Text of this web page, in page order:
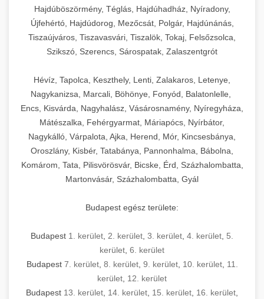
Hajdúböszörmény, Téglás, Hajdúhadház, Nyíradony,
Újfehértó, Hajdúdorog, Mezőcsát, Polgár, Hajdúnánás,
Tiszaújváros, Tiszavasvári, Tiszalök, Tokaj, Felsőzsolca,
Szikszó, Szerencs, Sárospatak, Zalaszentgrót
Hévíz, Tapolca, Keszthely, Lenti, Zalakaros, Letenye,
Nagykanizsa, Marcali, Böhönye, Fonyód, Balatonlelle,
Encs, Kisvárda, Nagyhalász, Vásárosnamény, Nyíregyháza,
Mátészalka, Fehérgyarmat, Máriapócs, Nyírbátor,
Nagykálló, Várpalota, Ajka, Herend, Mór, Kincsesbánya,
Oroszlány, Kisbér, Tatabánya, Pannonhalma, Bábolna,
Komárom, Tata, Pilisvörösvár, Bicske, Érd, Százhalombatta,
Martonvásár, Százhalombatta, Gyál
Budapest egész területe:
Budapest 1. kerület 2. kerület 3. kerület 4. kerület 5.
kerület 6. kerület
Budapest 7. kerület, 8. kerület, 9. kerület, 10. kerület, 11.
kerület 12. kerület
Budapest 13. kerület 14. kerület 15. kerület 16. kerület